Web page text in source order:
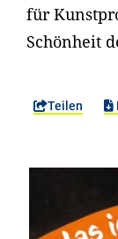
für
Schönheit
Teilen